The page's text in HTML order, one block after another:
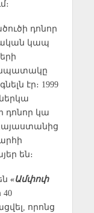
դոնոր
կապ
նպատակը
էր։ 1999
դոնոր կա
են։
«Ամփոփ
որոնց